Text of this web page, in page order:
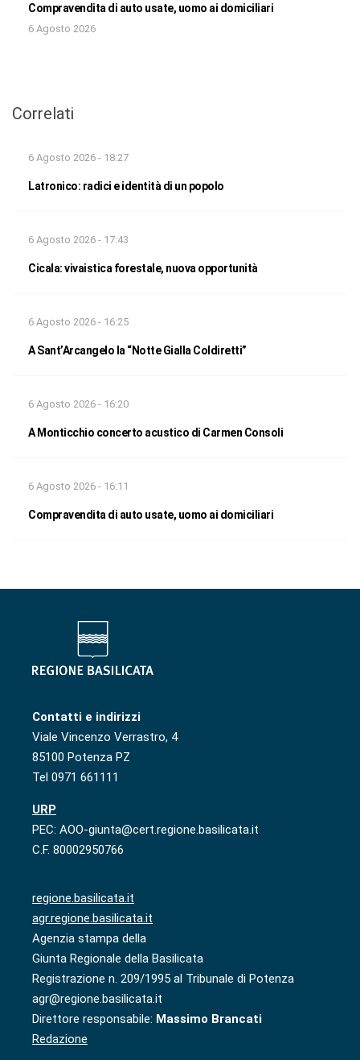
Compravendita di auto usate, uomo ai domiciliari
6 Agosto 2026
Correlati
6 Agosto 2026 - 18:27
Latronico: radici e identità di un popolo
6 Agosto 2026 - 17:43
Cicala: vivaistica forestale, nuova opportunità
6 Agosto 2026 - 16:25
A Sant’Arcangelo la “Notte Gialla Coldiretti”
6 Agosto 2026 - 16:20
A Monticchio concerto acustico di Carmen Consoli
6 Agosto 2026 - 16:11
Compravendita di auto usate, uomo ai domiciliari
Contatti e indirizzi
Viale Vincenzo Verrastro, 4
85100 Potenza PZ
Tel 0971 661111
URP
PEC: AOO-giunta@cert.regione.basilicata.it
C.F. 80002950766
regione.basilicata.it
agr.regione.basilicata.it
Agenzia stampa della
Giunta Regionale della Basilicata
Registrazione n. 209/1995 al Tribunale di Potenza
agr@regione.basilicata.it
Direttore responsabile: Massimo Brancati
Redazione